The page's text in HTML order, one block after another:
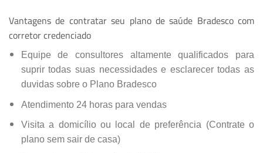
Vantagens de contratar seu plano de saúde Bradesco com
corretor credenciado
Equipe de consultores altamente qualificados para
suprir todas suas necessidades e esclarecer todas as
duvidas sobre o Plano Bradesco
Atendimento 24 horas para vendas
Visita a domicílio ou local de preferência (Contrate o
plano sem sair de casa)